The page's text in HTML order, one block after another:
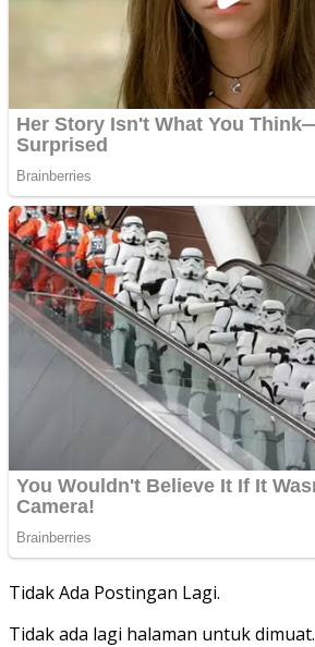
Tidak Ada Postingan Lagi.
Tidak ada lagi halaman untuk dimuat.